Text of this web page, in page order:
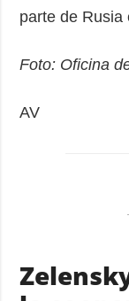
parte de Rusia
Foto: Oficina
AV